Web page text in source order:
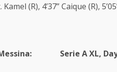
Kamel (R), 4’37” Caique (R),
Serie A XL,